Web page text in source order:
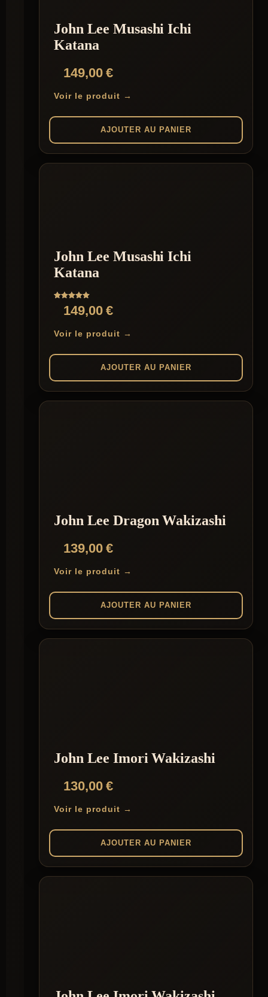
John Lee Musashi Ichi
Katana
149,00€
Voir le produit →
AJOUTER AU PANIER
John Lee Musashi Ichi
Katana
Note149,00€
Voir le produit →
AJOUTER AU PANIER
John Lee Dragon Wakizashi
139,00€
Voir le produit →
AJOUTER AU PANIER
John Lee Imori Wakizashi
130,00€
Voir le produit →
AJOUTER AU PANIER